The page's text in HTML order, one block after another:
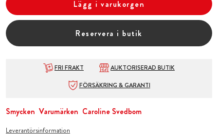
Lägg i varukorgen
Reservera i butik
FRI FRAKT
AUKTORISERAD BUTIK
FÖRSÄKRING & GARANTI
Smycken Varumärken Caroline Svedbom
Leverantörsinformation